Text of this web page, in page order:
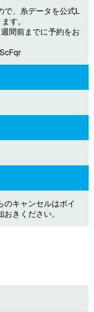
で、糸データを公式L
す。
間前までに予約をお
のキャンセルはポイ
きください。